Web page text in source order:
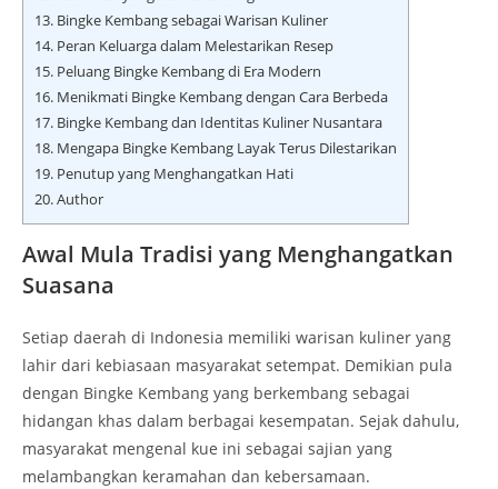
13. Bingke Kembang sebagai Warisan Kuliner
14. Peran Keluarga dalam Melestarikan Resep
15. Peluang Bingke Kembang di Era Modern
16. Menikmati Bingke Kembang dengan Cara Berbeda
17. Bingke Kembang dan Identitas Kuliner Nusantara
18. Mengapa Bingke Kembang Layak Terus Dilestarikan
19. Penutup yang Menghangatkan Hati
20.Author
Awal Mula Tradisi yang Menghangatkan
Suasana
Setiap daerah di Indonesia memiliki warisan kuliner yang
lahir dari kebiasaan masyarakat setempat. Demikian pula
dengan Bingke Kembang yang berkembang sebagai
hidangan khas dalam berbagai kesempatan. Sejak dahulu,
masyarakat mengenal kue ini sebagai sajian yang
melambangkan keramahan dan kebersamaan.